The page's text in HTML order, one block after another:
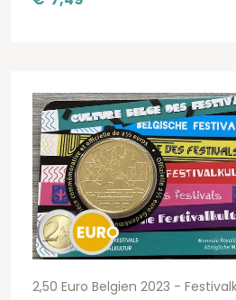
2,50 Euro Belgien 2023 -